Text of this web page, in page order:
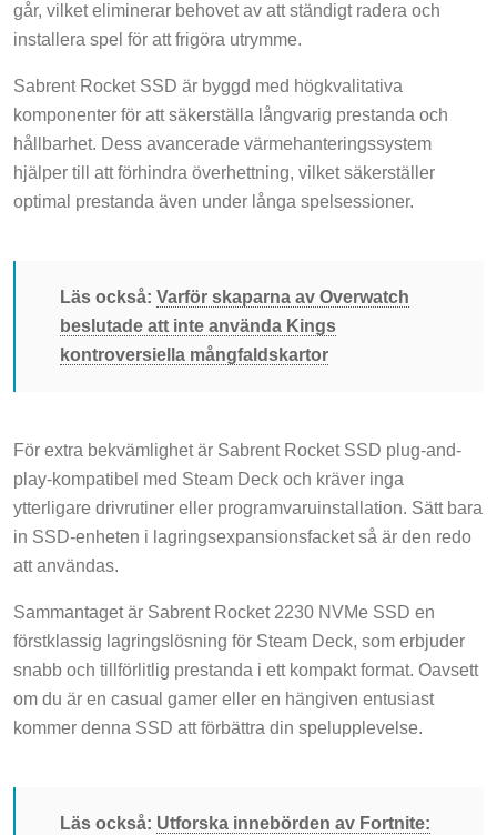
går, vilket eliminerar behovet av att ständigt radera och
installera spel för att frigöra utrymme.
Sabrent Rocket SSD är byggd med högkvalitativa
komponenter för att säkerställa långvarig prestanda och
hållbarhet. Dess avancerade värmehanteringssystem
hjälper till att förhindra överhettning, vilket säkerställer
optimal prestanda även under långa spelsessioner.
Läs också: Varför skaparna av Overwatch
beslutade att inte använda Kings
kontroversiella mångfaldskartor
För extra bekvämlighet är Sabrent Rocket SSD plug-and-
play-kompatibel med Steam Deck och kräver inga
ytterligare drivrutiner eller programvaruinstallation. Sätt bara
in SSD-enheten i lagringsexpansionsfacket så är den redo
att användas.
Sammantaget är Sabrent Rocket 2230 NVMe SSD en
förstklassig lagringslösning för Steam Deck, som erbjuder
snabb och tillförlitlig prestanda i ett kompakt format. Oavsett
om du är en casual gamer eller en hängiven entusiast
kommer denna SSD att förbättra din spelupplevelse.
Läs också: Utforska innebörden av Fortnite: